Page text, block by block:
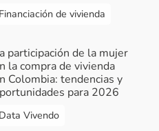
te
de los
necesidades,
3dGb2Vg
de tu interés,
se ajuste a
tus datos a
de contacto
Financiación de vivienda
participación de la mujer
la compra de vivienda
Colombia: tendencias y
para 2026
Data Vivendo